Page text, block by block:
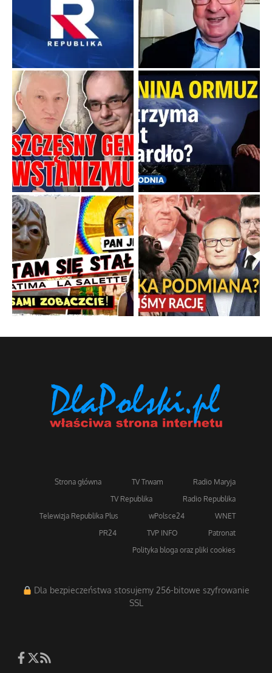
Strona główna TV Trwam
Radio Maryja
TV Republika
Radio Republika
Telewizja Republika Plus
wPolsce24
WNET
PR24
TVP INFO
Patronat
Polityka bloga oraz pliki cookies
Dla bezpieczeństwa stosujemy 256-bitowe szyfrowanie
SSL